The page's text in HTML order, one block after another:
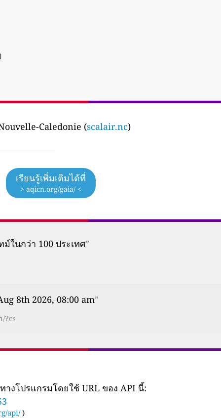
Caledonie (scalair.nc)
เรียนรู้เพิ่มเติมได้ที่
> aqicn.org/gaia/ <
ในกว่า 100 ประเทศ”
8th 2026, 08:00 am”
?cs
งโปรแกรมโดยใช้ URL ของ API นี้:
api/ )